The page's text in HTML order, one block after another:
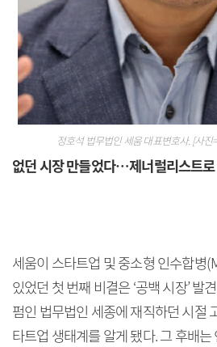
정호석 법무법인 세움 대표변호사. [사
없던 시장 만들었다…제너럴리스트
세움이 스타트업 및 중소형 인수합병
있었던 첫 번째 비결은 ‘공백 시장’ 발
펌인 법무법인 세종에 재직하던 시절
타트업 생태계를 알게 됐다. 그 후배